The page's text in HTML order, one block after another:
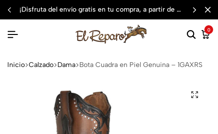
¡disfruta del envío gratis en tu compra, a partir de $3,000 mxn
0
Inicio Calzado Dama Bota Cuadra en Piel Genuina – 1GAXRS